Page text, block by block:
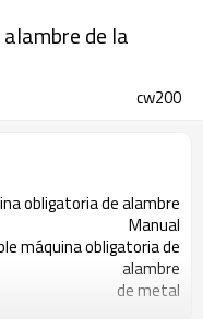
de la
cw200
obligatoria de alambre
Manual
máquina obligatoria de
alambre
de metal